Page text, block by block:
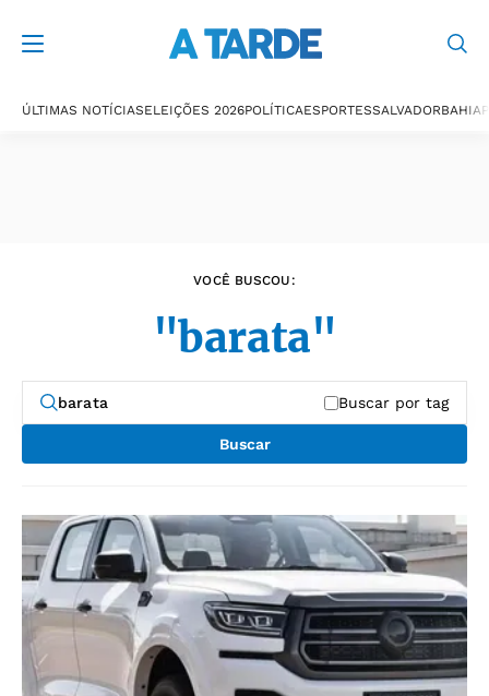
ÚLTIMAS NOTÍCIASELEIÇÕES 2026POLÍTICAESPORTESSALVADORBAHIA
VOCÊ BUSCOU:
"barata"
Buscar por tag
Buscar